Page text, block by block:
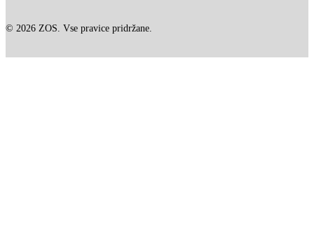
© 2026 ZOS. Vse pravice pridržane.